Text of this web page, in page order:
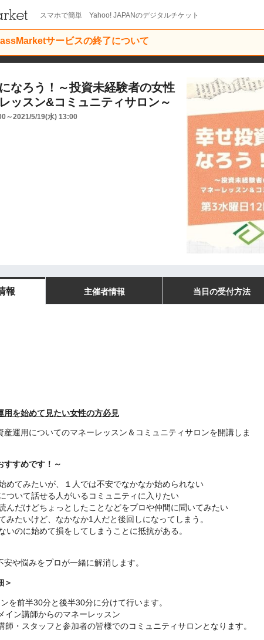
スマホで簡単 Yahoo! JAPANのデジタルチケット
サービスの終了について
なろう！～投資未経験者の女性
ッスン&コミュニティサロン～
～2021/5/19(水) 13:00
報 主催者情報 当日の受付方法
用を始めて見たい女性の方必見
産運用についてのマネーレッスン＆コミュニティサロンを開講しま
すすめです！～
めてみたいが、１人では不安でなかなか始められない
ついて話せる人がいるコミュニティに入りたい
んだけどちょっとしたことなどをプロや仲間に聞いてみたい
みたいけど、なかなか1人だと後回しになってしまう。
いのに始めて損をしてしまうことに抵抗がある。
安や悩みをプロが一緒に解消します。
＞
を前半30分と後半30分に分けて行います。
イン講師からのマネーレッスン
師・スタッフと参加者の皆様でのコミュニティサロンとなります。